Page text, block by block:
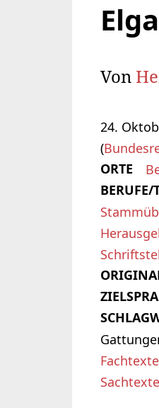
Von
24.
(
ORTE
BERUFE/
Fachtexte
Sachtexte